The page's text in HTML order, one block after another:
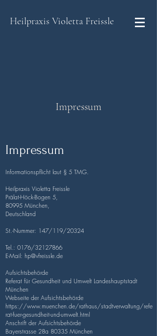
Heilpraxis Violetta Freissle
Impressum
Impressum
Informationspflicht laut § 5 TMG.
Heilpraxis Violetta Freissle
Prälat-Höck-Bogen 5,
80995 München,
Deutschland
St.-Nummer: 147/119/20324
Tel.: 0176/32127866
E-Mail: hp@vfreissle.de
Aufsichtsbehörde
Referat für Gesundheit und Umwelt Landeshauptstadt
München
Webseite der Aufsichtsbehörde
https://www.muenchen.de/rathaus/stadtverwaltung/refe
rat-fuer-gesundheit-und-umwelt.html
Anschrift der Aufsichtsbehörde
Bayerstrasse 28a 80335 München